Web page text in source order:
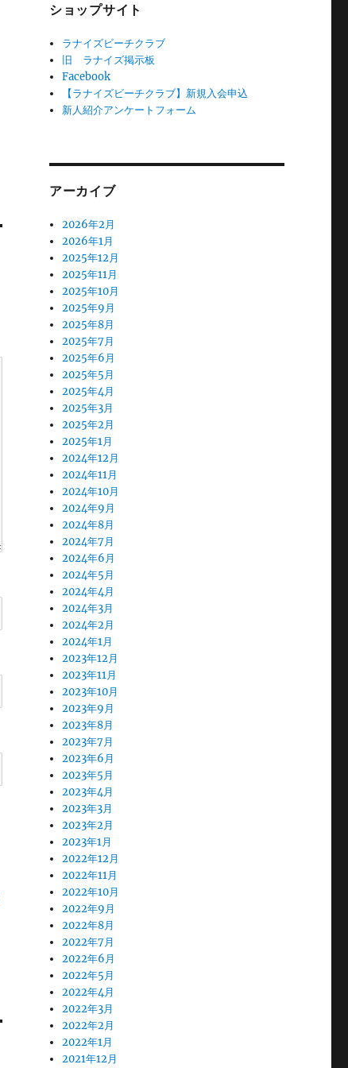
ショップサイト
ラナイズビーチクラブ
旧 ラナイズ掲示板
Facebook
【ラナイズビーチクラブ】新規入会申込
新人紹介アンケートフォーム
アーカイブ
2026年2月
2026年1月
2025年12月
2025年11月
2025年10月
2025年9月
2025年8月
2025年7月
2025年6月
2025年5月
2025年4月
2025年3月
2025年2月
2025年1月
2024年12月
2024年11月
2024年10月
2024年9月
2024年8月
2024年7月
2024年6月
2024年5月
2024年4月
2024年3月
2024年2月
2024年1月
2023年12月
2023年11月
2023年10月
2023年9月
2023年8月
2023年7月
2023年6月
2023年5月
2023年4月
2023年3月
2023年2月
2023年1月
2022年12月
2022年11月
2022年10月
2022年9月
2022年8月
2022年7月
2022年6月
2022年5月
2022年4月
2022年3月
2022年2月
2022年1月
2021年12月